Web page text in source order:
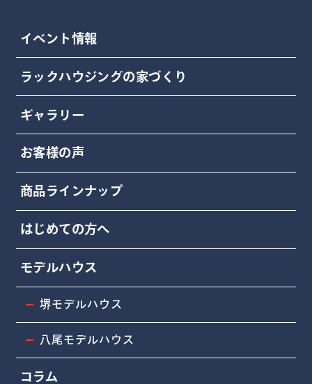
イベント情報
ラックハウジングの家づくり
ギャラリー
お客様の声
商品ラインナップ
はじめての方へ
モデルハウス
堺モデルハウス
八尾モデルハウス
コラム